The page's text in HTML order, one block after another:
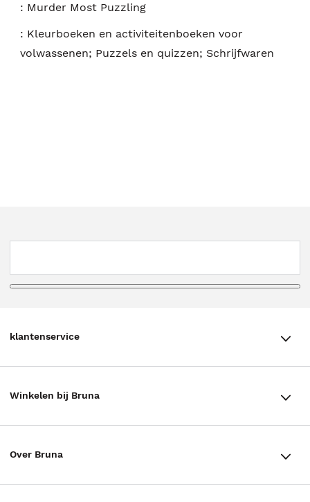
: Murder Most Puzzling
: Kleurboeken en activiteitenboeken voor
volwassenen; Puzzels en quizzen; Schrijfwaren
klantenservice
Winkelen bij Bruna
Over Bruna